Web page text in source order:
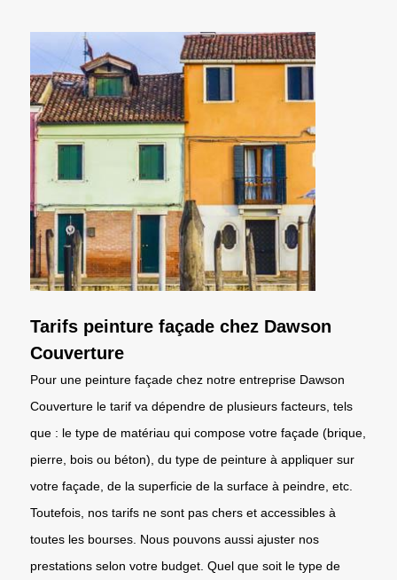
Tarifs peinture façade chez Dawson
Couverture
Pour une peinture façade chez notre entreprise Dawson
Couverture le tarif va dépendre de plusieurs facteurs, tels
que : le type de matériau qui compose votre façade (brique,
pierre, bois ou béton), du type de peinture à appliquer sur
votre façade, de la superficie de la surface à peindre, etc.
Toutefois, nos tarifs ne sont pas chers et accessibles à
toutes les bourses. Nous pouvons aussi ajuster nos
prestations selon votre budget. Quel que soit le type de